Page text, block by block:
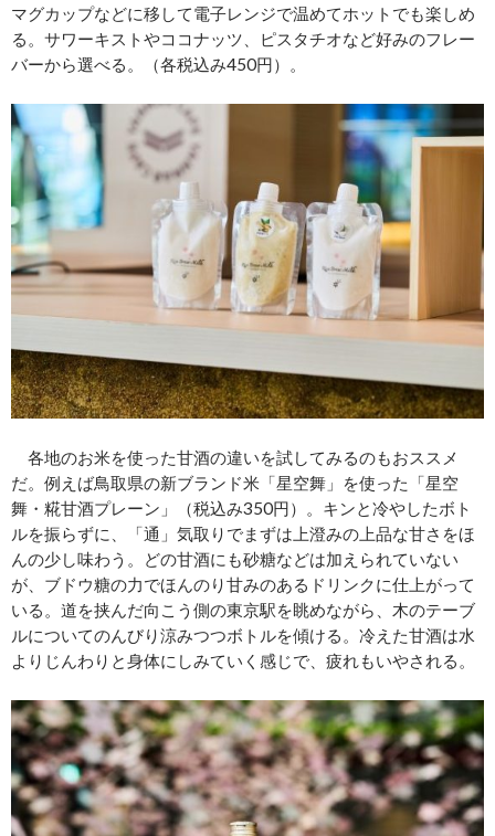
マグカップなどに移して電子レンジで温めてホットでも楽しめ
る。サワーキストやココナッツ、ピスタチオなど好みのフレー
バーから選べる。（各税込み450円）。
各地のお米を使った甘酒の違いを試してみるのもおススメ
だ。例えば鳥取県の新ブランド米「星空舞」を使った「星空
舞・糀甘酒プレーン」（税込み350円）。キンと冷やしたボト
ルを振らずに、「通」気取りでまずは上澄みの上品な甘さをほ
んの少し味わう。どの甘酒にも砂糖などは加えられていない
が、ブドウ糖の力でほんのり甘みのあるドリンクに仕上がって
いる。道を挟んだ向こう側の東京駅を眺めながら、木のテーブ
ルについてのんびり涼みつつボトルを傾ける。冷えた甘酒は水
よりじんわりと身体にしみていく感じで、疲れもいやされる。